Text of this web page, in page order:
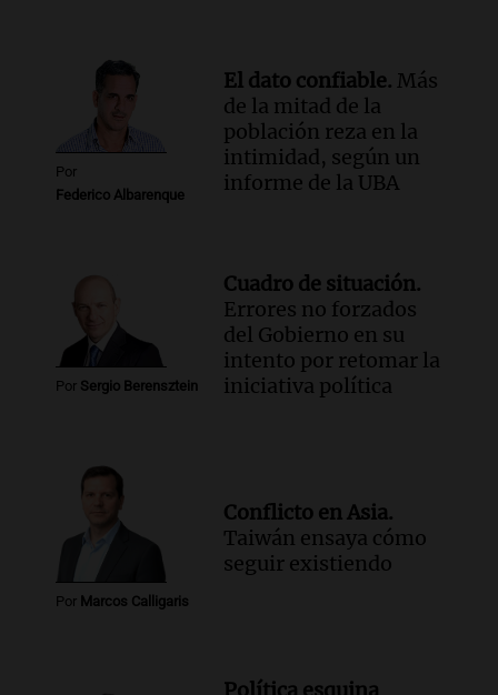
Por
Federico Albarenque
El dato confiable. Más
de la mitad de la
población reza en la
intimidad, según un
informe de la UBA
Por Sergio Berensztein
Cuadro de situación.
Errores no forzados
del Gobierno en su
intento por retomar la
iniciativa política
Por Marcos Calligaris
Conflicto en Asia.
Taiwán ensaya cómo
seguir existiendo
Política esquina